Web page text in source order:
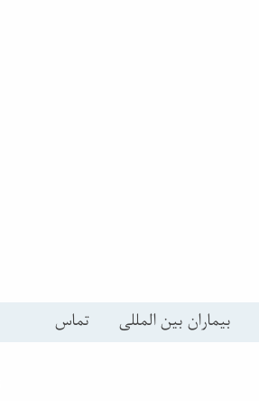
بیماران بین المللی تماس